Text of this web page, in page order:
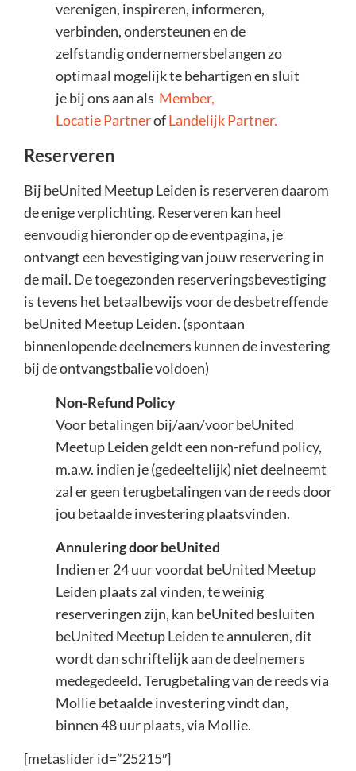
verenigen, inspireren, informeren,
verbinden, ondersteunen en de
zelfstandig ondernemersbelangen zo
optimaal mogelijk te behartigen en sluit
je bij ons aan als Member,
Locatie PartnerofLandelijk Partner.
Reserveren
Bij beUnited Meetup Leiden is reserveren daarom
de enige verplichting. Reserveren kan heel
eenvoudig hieronder op de eventpagina, je
ontvangt een bevestiging van jouw reservering in
de mail. De toegezonden reserveringsbevestiging
is tevens het betaalbewijs voor de desbetreffende
beUnited Meetup Leiden. (spontaan
binnenlopende deelnemers kunnen de investering
bij de ontvangstbalie voldoen)
Non-Refund Policy
Voor betalingen bij/aan/voor beUnited
Meetup Leiden geldt een non-refund policy,
m.a.w. indien je (gedeeltelijk) niet deelneemt
zal er geen terugbetalingen van de reeds door
jou betaalde investering plaatsvinden.
Annulering door beUnited
Indien er 24 uur voordat beUnited Meetup
Leiden plaats zal vinden, te weinig
reserveringen zijn, kan beUnited besluiten
beUnited Meetup Leiden te annuleren, dit
wordt dan schriftelijk aan de deelnemers
medegedeeld. Terugbetaling van de reeds via
Mollie betaalde investering vindt dan,
binnen 48 uur plaats, via Mollie.
[metaslider id=”25215″]